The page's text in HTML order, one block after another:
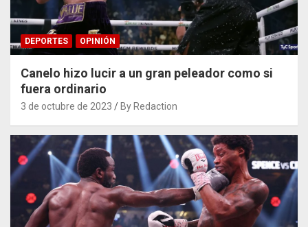
DEPORTES OPINIÓN
Canelo hizo lucir a un gran peleador como si
fuera ordinario
3 de octubre de 2023 By Redaction